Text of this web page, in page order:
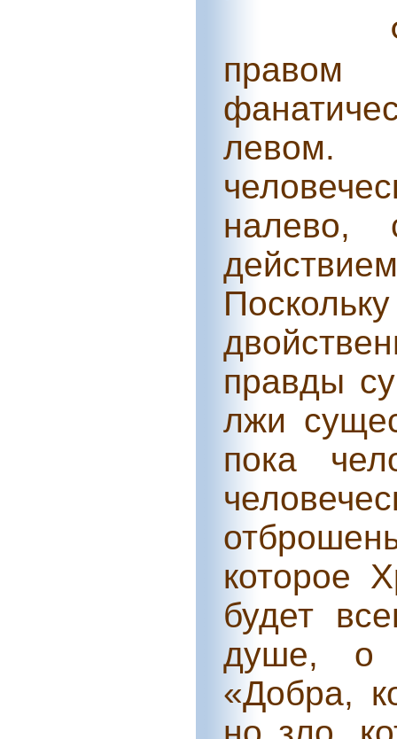
правом
левом.
налево,
правды
лжи
пока
которое
будет
душе, о
«Добра,